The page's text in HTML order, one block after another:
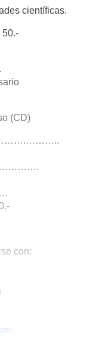
científicas.
(CD)
con: